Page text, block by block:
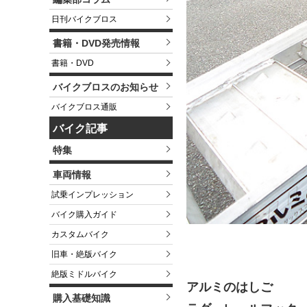
日刊バイクブロス
書籍・DVD発売情報
書籍・DVD
バイクブロスのお知らせ
バイクブロス通販
バイク記事
特集
車両情報
試乗インプレッション
バイク購入ガイド
カスタムバイク
旧車・絶版バイク
絶版ミドルバイク
購入基礎知識
アルミのはしご